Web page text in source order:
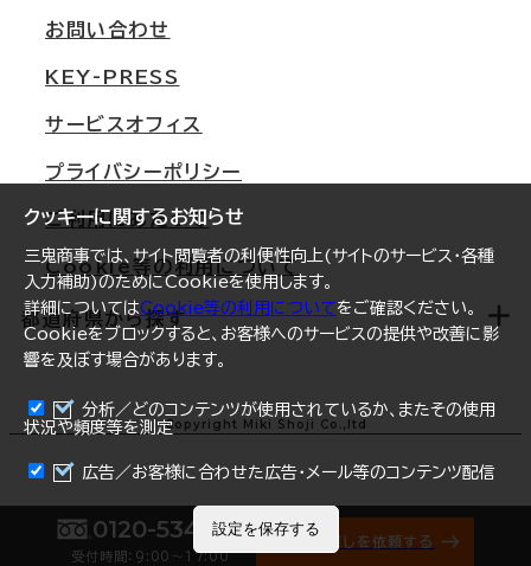
まとめて資料請求
0120-534-011
受付時間：9:00〜17:00
オフィス探しを依頼する
クッキーに関するお知らせ
三鬼商事では、サイト閲覧者の利便性向上(サイトのサービス・各種
入力補助)のためにCookieを使用します。
詳細についてはCookie等の利用についてをご確認ください。
Cookieをブロックすると、お客様へのサービスの提供や改善に影
響を及ぼす場合があります。
分析／どのコンテンツが使用されているか、またその使用
状況や頻度等を測定
広告／お客様に合わせた広告・メール等のコンテンツ配信
設定を保存する
オフィス移転Q&A
大阪
名古屋
札幌
仙台
横浜
福岡
オフィスリポート
ログイン
お問い合わせ
KEY-PRESS
サービスオフィス
プライバシーポリシー
ご利用にあたって
Cookie等の利用について
都道府県から探す
北海道
青森県
宮城県
Copyright Miki Shoji Co.,ltd